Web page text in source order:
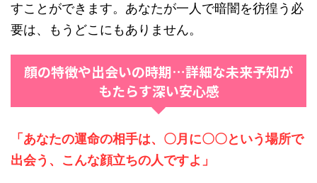
すことができます。あなたが一人で暗闇を彷徨う必
要は、もうどこにもありません。
顔の特徴や出会いの時期…詳細な未来予知が
もたらす深い安心感
「あなたの運命の相手は、〇月に〇〇という場所で
出会う、こんな顔立ちの人ですよ」